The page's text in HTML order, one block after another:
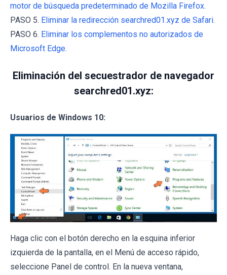
motor de búsqueda predeterminado de Mozilla Firefox.
PASO 5. Eliminar la redirección searchred01.xyz de Safari.
PASO 6. Eliminar los complementos no autorizados de
Microsoft Edge.
Eliminación del secuestrador de navegador
searchred01.xyz:
Usuarios de Windows 10:
Haga clic con el botón derecho en la esquina inferior
izquierda de la pantalla, en el Menú de acceso rápido,
seleccione Panel de control. En la nueva ventana,